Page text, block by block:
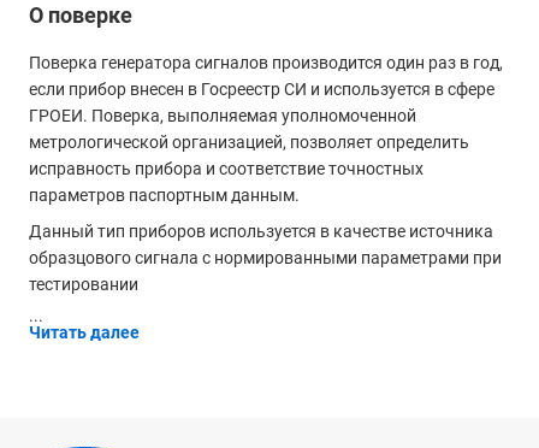
О поверке
Поверка генератора сигналов производится один раз в год,
если прибор внесен в Госреестр СИ и используется в сфере
ГРОЕИ. Поверка, выполняемая уполномоченной
метрологической организацией, позволяет определить
исправность прибора и соответствие точностных
параметров паспортным данным.
Данный тип приборов используется в качестве источника
образцового сигнала с нормированными параметрами при
тестировании
...
Читать далее